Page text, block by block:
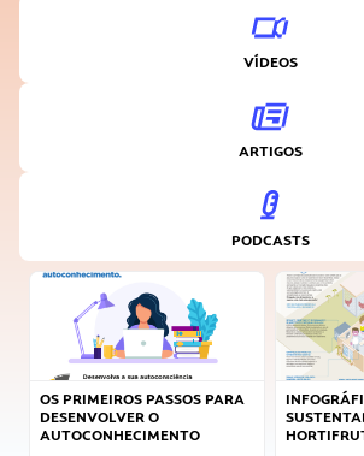
VÍDEOS
ARTIGOS
PODCASTS
OS PRIMEIROS PASSOS PARA
DESENVOLVER O
AUTOCONHECIMENTO